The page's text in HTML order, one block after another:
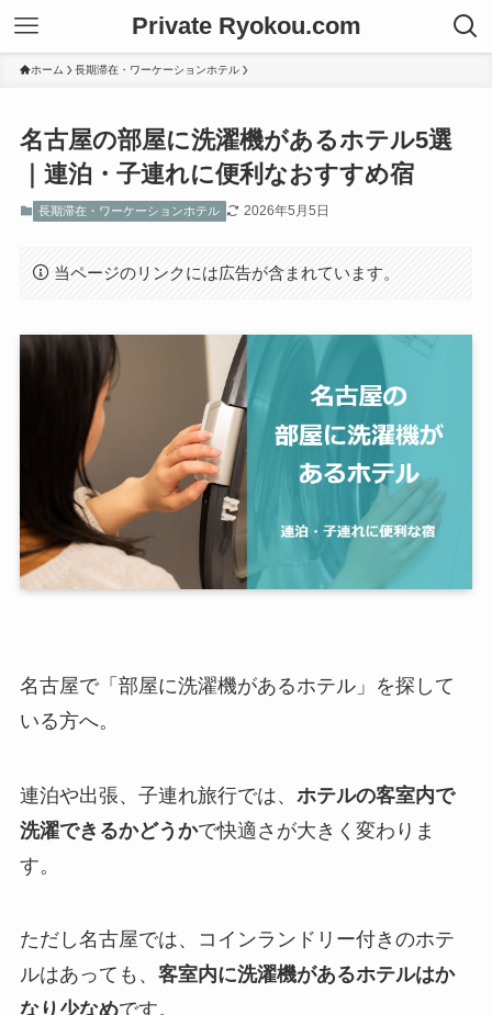
Private Ryokou.com
ホーム 長期滞在・ワーケーションホテル
名古屋の部屋に洗濯機があるホテル5選
｜連泊・子連れに便利なおすすめ宿
長期滞在・ワーケーションホテル 2026年5月5日
当ページのリンクには広告が含まれています。
名古屋で「部屋に洗濯機があるホテル」を探して
いる方へ。
連泊や出張、子連れ旅行では、 ホテルの客室内で
洗濯できるかどうかで快適さが大きく変わりま
す。
ただし名古屋では、コインランドリー付きのホテ
ルはあっても、 客室内に洗濯機があるホテルはか
なり少なめです。